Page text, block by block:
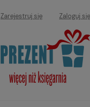
Zarejestruj się Zaloguj się